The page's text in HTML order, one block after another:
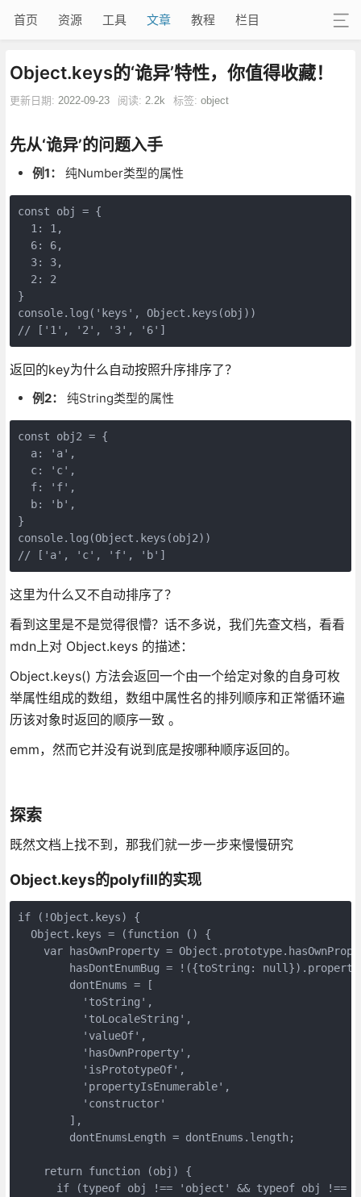
首页 资源 工具 文章 教程 栏目
Object.keys的‘诡异’特性，你值得收藏！
更新日期: 2022-09-23 阅读: 2.2k 标签: object
先从‘诡异’的问题入手
例1： 纯Number类型的属性
const obj = {
  1: 1,
  6: 6,
  3: 3,
  2: 2
}
console.log('keys', Object.keys(obj))
// ['1', '2', '3', '6']
返回的key为什么自动按照升序排序了？
例2： 纯String类型的属性
const obj2 = {
  a: 'a',
  c: 'c',
  f: 'f',
  b: 'b',
}
console.log(Object.keys(obj2))
// ['a', 'c', 'f', 'b']
这里为什么又不自动排序了？
看到这里是不是觉得很懵？话不多说，我们先查文档，看看
mdn上对 Object.keys 的描述：
Object.keys() 方法会返回一个由一个给定对象的自身可枚
举属性组成的数组，数组中属性名的排列顺序和正常循环遍
历该对象时返回的顺序一致 。
emm，然而它并没有说到底是按哪种顺序返回的。
探索
既然文档上找不到，那我们就一步一步来慢慢研究
Object.keys的polyfill的实现
if (!Object.keys) {
  Object.keys = (function () {
var hasOwnProperty =
hasDontEnumBug = !({toString:
        dontEnums = [
          'toString',
          'toLocaleString',
          'valueOf',
          'hasOwnProperty',
          'isPrototypeOf',
          'propertyIsEnumerable',
          'constructor'
        ],
        dontEnumsLength = dontEnums.length;
    return function (obj) {
if (typeof obj !== 'object' && typeof obj !==